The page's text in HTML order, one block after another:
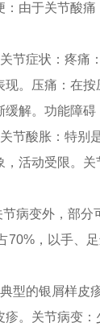
由于关节酸
节症状：疼痛
。压痛：在
解。功能障碍
节酸胀：特别
活动受限。
病变外，部
，以手、
型的银屑样皮
。关节病变